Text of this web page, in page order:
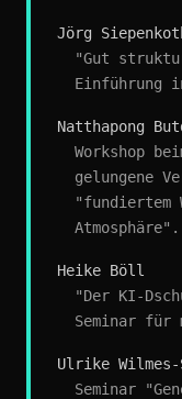
Jörg
"Gut
Einführung
Natthapong
Workshop
gelungene
"fundiertem
Atmosphäre".
Heike Böll
"Der KI-
Seminar
Ulrike Wilmes-
Seminar